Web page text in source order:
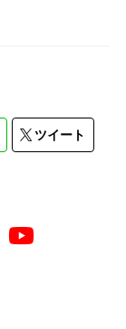
ツイート